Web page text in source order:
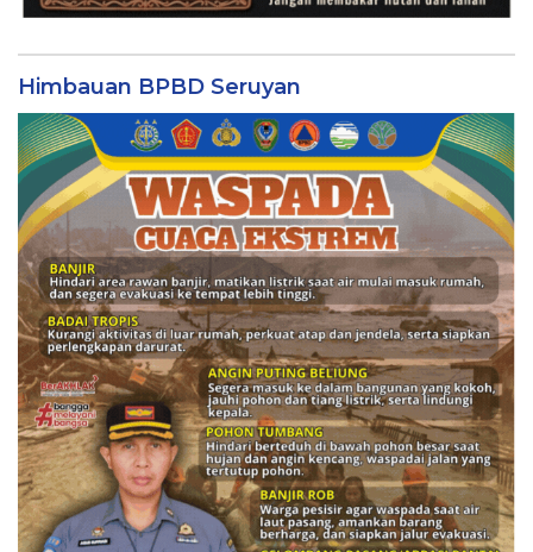
Himbauan BPBD Seruyan